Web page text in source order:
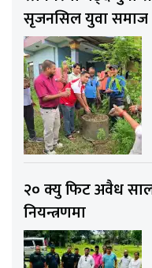
सृजनसिल युवा समाज
२० क्यु फिट अवैध
नियन्त्रणमा